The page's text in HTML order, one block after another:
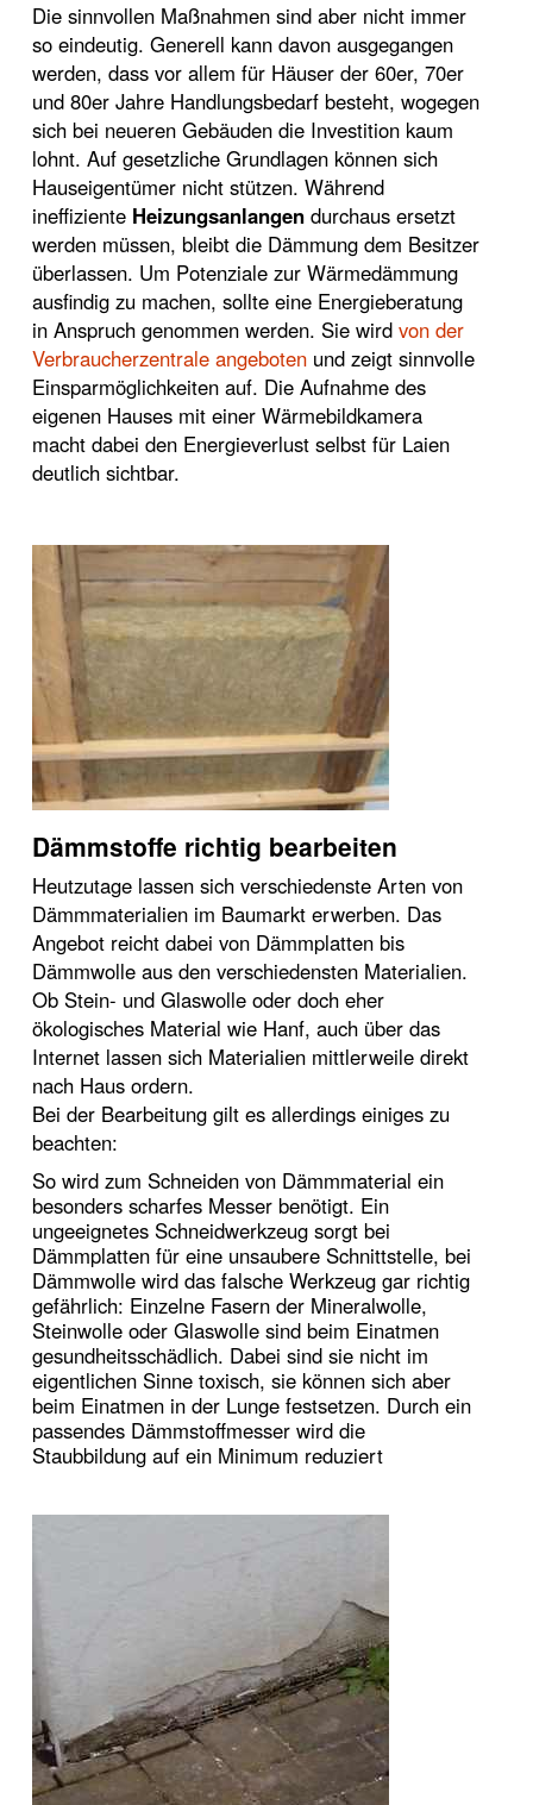
Die sinnvollen Maßnahmen sind aber nicht immer
so eindeutig. Generell kann davon ausgegangen
werden, dass vor allem für Häuser der 60er, 70er
und 80er Jahre Handlungsbedarf besteht, wogegen
sich bei neueren Gebäuden die Investition kaum
lohnt. Auf gesetzliche Grundlagen können sich
Hauseigentümer nicht stützen. Während
ineffiziente Heizungsanlangen durchaus ersetzt
werden müssen, bleibt die Dämmung dem Besitzer
überlassen. Um Potenziale zur Wärmedämmung
ausfindig zu machen, sollte eine Energieberatung
in Anspruch genommen werden. Sie wird von der
Verbraucherzentrale angeboten und zeigt sinnvolle
Einsparmöglichkeiten auf. Die Aufnahme des
eigenen Hauses mit einer Wärmebildkamera
macht dabei den Energieverlust selbst für Laien
deutlich sichtbar.
Dämmstoffe richtig bearbeiten
Heutzutage lassen sich verschiedenste Arten von
Dämmmaterialien im Baumarkt erwerben. Das
Angebot reicht dabei von Dämmplatten bis
Dämmwolle aus den verschiedensten Materialien.
Ob Stein- und Glaswolle oder doch eher
ökologisches Material wie Hanf, auch über das
Internet lassen sich Materialien mittlerweile direkt
nach Haus ordern.
Bei der Bearbeitung gilt es allerdings einiges zu
beachten:
So wird zum Schneiden von Dämmmaterial ein
besonders scharfes Messer benötigt. Ein
ungeeignetes Schneidwerkzeug sorgt bei
Dämmplatten für eine unsaubere Schnittstelle, bei
Dämmwolle wird das falsche Werkzeug gar richtig
gefährlich: Einzelne Fasern der Mineralwolle,
Steinwolle oder Glaswolle sind beim Einatmen
gesundheitsschädlich. Dabei sind sie nicht im
eigentlichen Sinne toxisch, sie können sich aber
beim Einatmen in der Lunge festsetzen. Durch ein
passendes Dämmstoffmesser wird die
Staubbildung auf ein Minimum reduziert